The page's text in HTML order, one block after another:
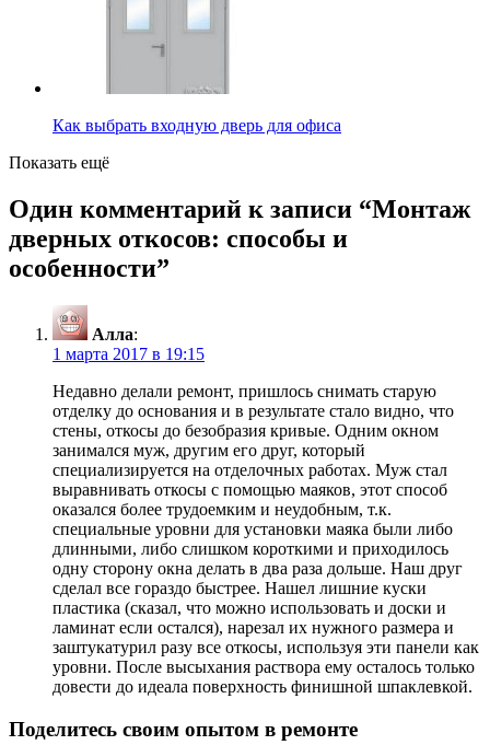
Как выбрать входную дверь для офиса
Показать ещё
Один комментарий к записи “Монтаж
дверных откосов: способы и
особенности”
Алла:
1 марта 2017 в 19:15
Недавно делали ремонт, пришлось снимать старую
отделку до основания и в результате стало видно, что
стены, откосы до безобразия кривые. Одним окном
занимался муж, другим его друг, который
специализируется на отделочных работах. Муж стал
выравнивать откосы с помощью маяков, этот способ
оказался более трудоемким и неудобным, т.к.
специальные уровни для установки маяка были либо
длинными, либо слишком короткими и приходилось
одну сторону окна делать в два раза дольше. Наш друг
сделал все гораздо быстрее. Нашел лишние куски
пластика (сказал, что можно использовать и доски и
ламинат если остался), нарезал их нужного размера и
заштукатурил разу все откосы, используя эти панели как
уровни. После высыхания раствора ему осталось только
довести до идеала поверхность финишной шпаклевкой.
Поделитесь своим опытом в ремонте